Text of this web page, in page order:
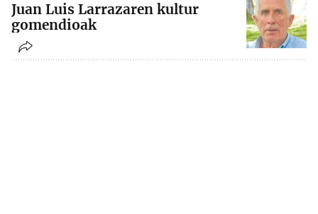
Juan Luis Larrazaren kultur
gomendioak